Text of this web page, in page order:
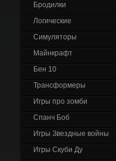
Бродилки
Логические
Симуляторы
Майнкрафт
Бен 10
Трансформеры
Игры про зомби
Спанч Боб
Игры Звездные войны
Игры Скуби Ду